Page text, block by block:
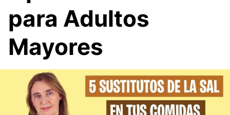
para Adultos
Mayores